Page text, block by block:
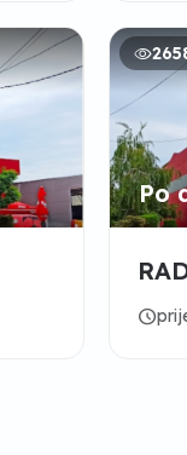
Po
schedule